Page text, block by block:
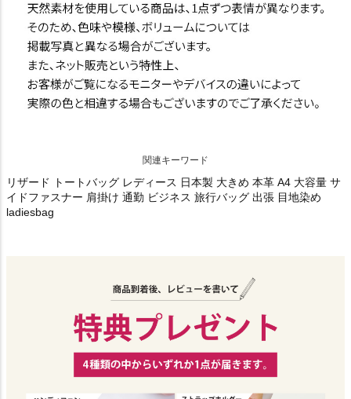
関連キーワード
リザード トートバッグ レディース 日本製 大きめ 本革 A4 大容量 サ
イドファスナー 肩掛け 通勤 ビジネス 旅行バッグ 出張 目地染め
ladiesbag